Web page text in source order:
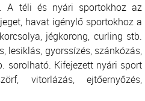
A téli és nyári sportokhoz az
havat igénylő sportokhoz a
jégkorong, curling stb.
lesiklás, gyorssízés, szánkózás,
sorolható. Kifejezett nyári sport
vitorlázás, ejtőernyőzés,